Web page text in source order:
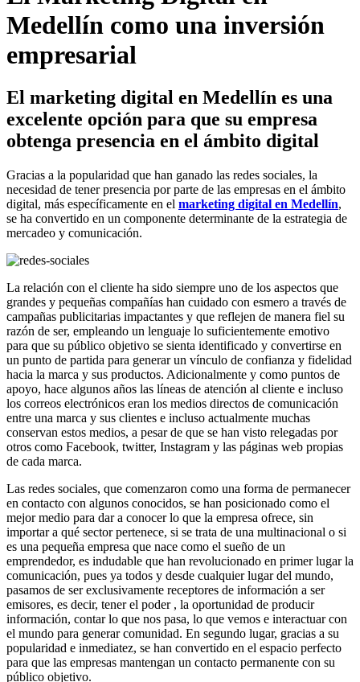
Medellín como una inversión
empresarial
El marketing digital en Medellín es una
excelente opción para que su empresa
obtenga presencia en el ámbito digital
Gracias a la popularidad que han ganado las redes sociales, la
necesidad de tener presencia por parte de las empresas en el ámbito
digital, más específicamente en el marketing digital en Medellín,
se ha convertido en un componente determinante de la estrategia de
mercadeo y comunicación.
La relación con el cliente ha sido siempre uno de los aspectos que
grandes y pequeñas compañías han cuidado con esmero a través de
campañas publicitarias impactantes y que reflejen de manera fiel su
razón de ser, empleando un lenguaje lo suficientemente emotivo
para que su público objetivo se sienta identificado y convertirse en
un punto de partida para generar un vínculo de confianza y fidelidad
hacia la marca y sus productos. Adicionalmente y como puntos de
apoyo, hace algunos años las líneas de atención al cliente e incluso
los correos electrónicos eran los medios directos de comunicación
entre una marca y sus clientes e incluso actualmente muchas
conservan estos medios, a pesar de que se han visto relegadas por
otros como Facebook, twitter, Instagram y las páginas web propias
de cada marca.
Las redes sociales, que comenzaron como una forma de permanecer
en contacto con algunos conocidos, se han posicionado como el
mejor medio para dar a conocer lo que la empresa ofrece, sin
importar a qué sector pertenece, si se trata de una multinacional o si
es una pequeña empresa que nace como el sueño de un
emprendedor, es indudable que han revolucionado en primer lugar la
comunicación, pues ya todos y desde cualquier lugar del mundo,
pasamos de ser exclusivamente receptores de información a ser
emisores, es decir, tener el poder , la oportunidad de producir
información, contar lo que nos pasa, lo que vemos e interactuar con
el mundo para generar comunidad. En segundo lugar, gracias a su
popularidad e inmediatez, se han convertido en el espacio perfecto
para que las empresas mantengan un contacto permanente con su
público objetivo.